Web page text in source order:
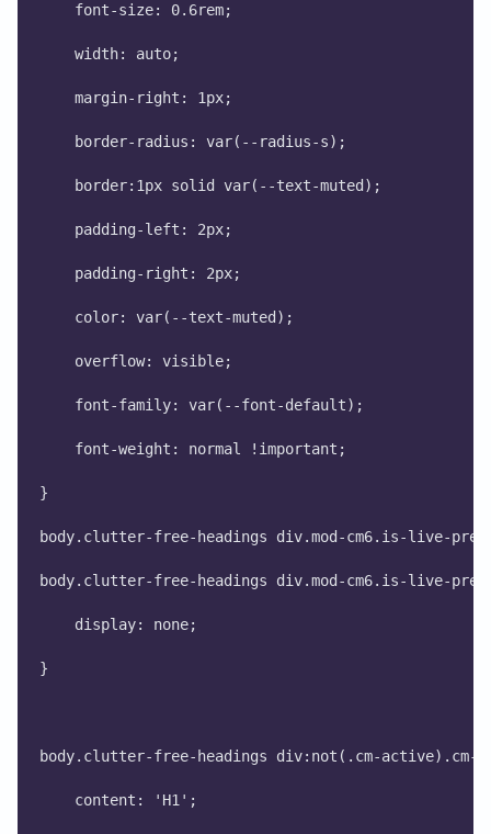
font-size: 0.6rem;
width: auto;
margin-right: 1px;
border-radius: var(--radius-s);
border:1px solid var(--text-muted);
padding-left: 2px;
padding-right: 2px;
color: var(--text-muted);
overflow: visible;
font-family: var(--font-default);
font-weight: normal !important;
}
body.clutter-free-headings div.mod-cm6.is-live-
body.clutter-free-headings div.mod-cm6.is-live-
display: none;
}
body.clutter-free-headings div:not(.cm-active).cm-
content: 'H1';